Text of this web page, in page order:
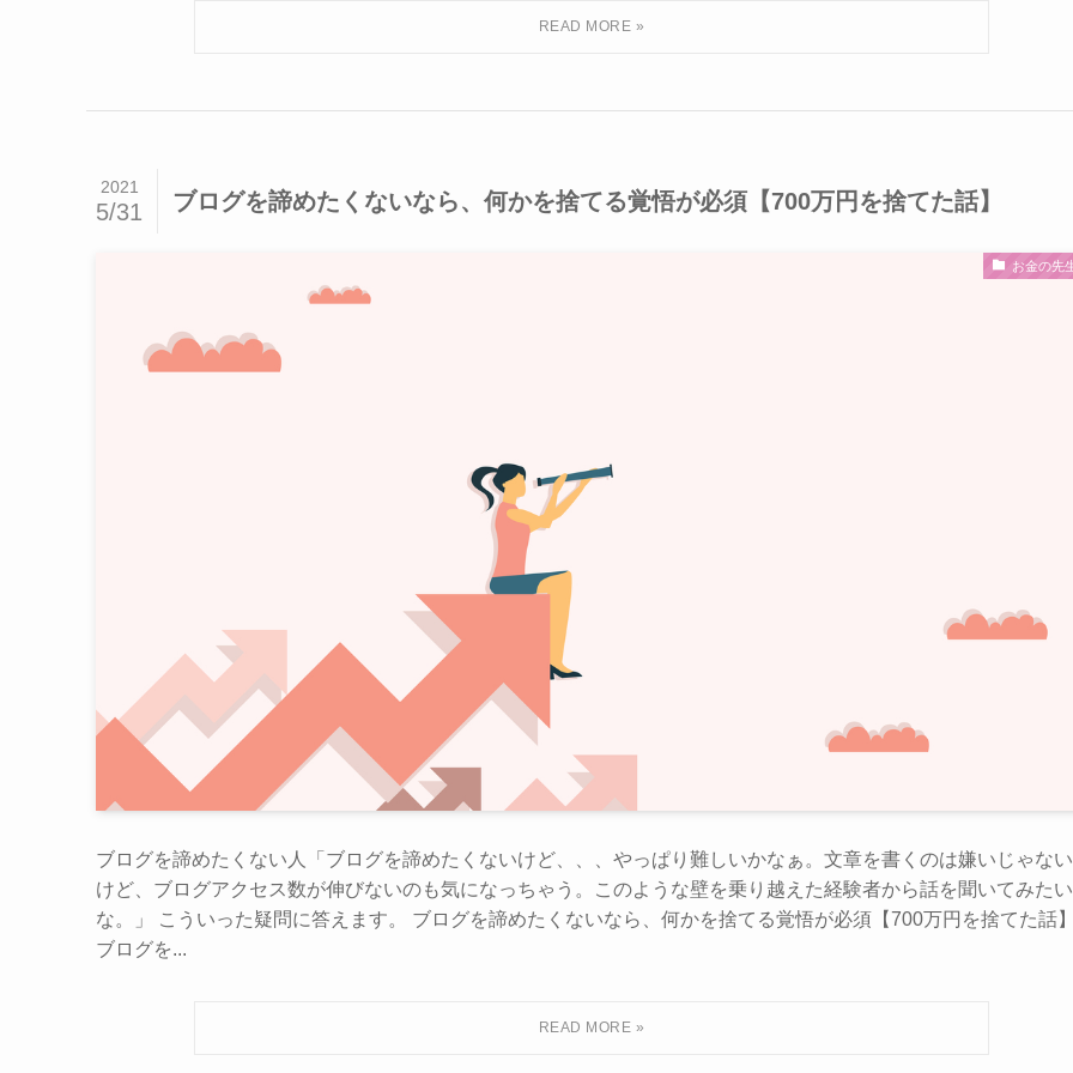
ブログを諦めたくないなら、何かを捨てる覚悟が必須【700万円を捨てた話】
2021
5/31
お金の先
ブログを諦めたくない人「ブログを諦めたくないけど、、、やっぱり難しいかなぁ。文章を書くのは嫌いじゃない
けど、ブログアクセス数が伸びないのも気になっちゃう。このような壁を乗り越えた経験者から話を聞いてみたい
な。」 こういった疑問に答えます。 ブログを諦めたくないなら、何かを捨てる覚悟が必須【700万円を捨てた話
ブログを...